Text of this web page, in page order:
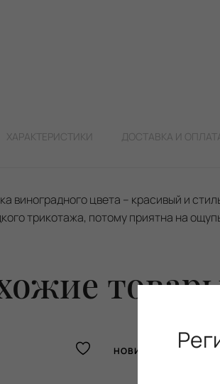
ХАРАКТЕРИСТИКИ ДОСТАВКА И
виноградного цвета – красивый и
трикотажа, потому приятна на
НОВИНКА